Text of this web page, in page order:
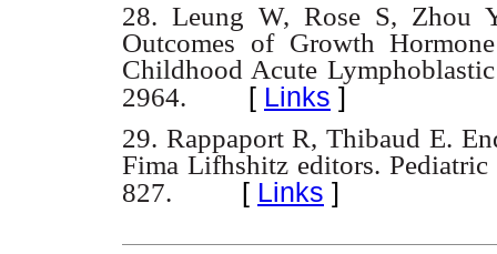
28. Leung W, Rose S, Zhou
Outcomes of Growth
Childhood Acute
2964. [ Links ]
29. Rappaport R, Thibaud E.
Fima Lifhshitz editors.
827. [ Links ]